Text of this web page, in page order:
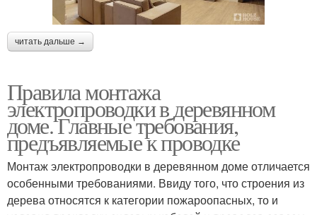
читать дальше →
Правила монтажа
электропроводки в деревянном
доме. Главные требования,
предъявляемые к проводке
Монтаж электропроводки в деревянном доме отличается
особенными требованиями. Ввиду того, что строения из
дерева относятся к категории пожароопасных, то и